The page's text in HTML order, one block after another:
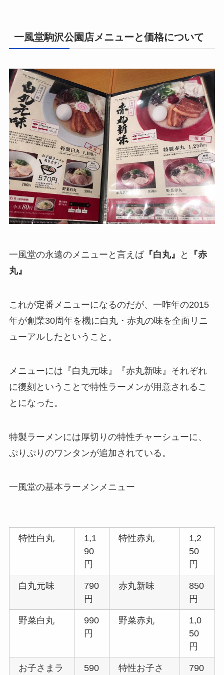
一風堂駒沢公園店メニューと価格について
一風堂の永遠のメニューと言えば『白丸』 と
『赤
丸』
これが定番メニューになるのだが、一昨年の2015
年が創業30周年を機に白丸・赤丸の味を全面リニ
ューアルしたということ。
メニューには『白丸元味』『赤丸新味』それぞれ
に復刻ということで特性ラーメンが用意されるこ
とになった。
特製ラーメンには厚切りの特性チャーシューに、
ぷりぷりのワンタンが追加されている。
一風堂の基本ラーメンメニュー
特性白丸
1,1
90
円
特性赤丸
1,2
50
円
白丸元味
790
円
赤丸新味
850
円
野菜白丸
990
円
野菜赤丸
1,0
50
円
お子さまラ
590
特性お子さ
790